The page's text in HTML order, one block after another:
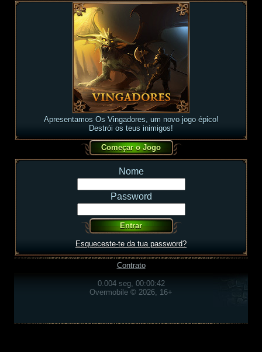
Apresentamos Os Vingadores, um novo jogo épico!
Destrói os teus inimigos!
Nome
Password
Esqueceste-te da tua password?
Contrato
0.004 seg, 00:00:42
Overmobile © 2026, 16+